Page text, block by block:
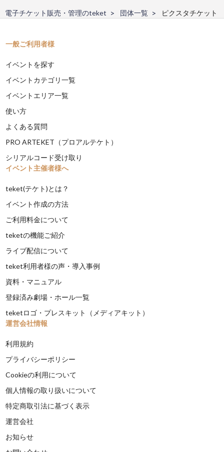
電子チケット販売・管理のteket 団体一覧 ピクスタチケット
一般ご利用者様
イベントを探す
イベントカテゴリ一覧
イベントエリア一覧
使い方
よくある質問
PRO ARTEKET（プロアルテケト）
シリアルコード受け取り
イベント主催者様へ
teket(テケト)とは？
イベント作成の方法
ご利用料金について
teketの機能ご紹介
ライブ配信について
teket利用者様の声・導入事例
資料・マニュアル
登録済み劇場・ホール一覧
teketロゴ・プレスキット（メディアキット）
運営会社情報
利用規約
プライバシーポリシー
Cookieの利用について
個人情報の取り扱いについて
特定商取引法に基づく表示
運営会社
お知らせ